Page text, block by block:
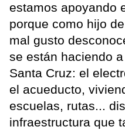
estamos apoyando
porque como hijo
mal gusto
se están haciendo
Santa Cruz: el
el acueducto,
escuelas, rutas...
infraestructura que